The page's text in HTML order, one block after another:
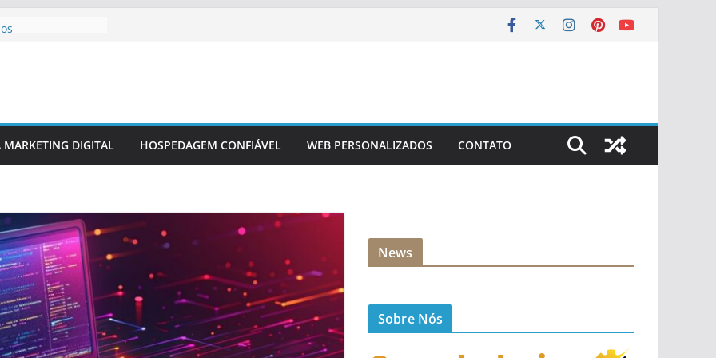
Sociais Em
De Site
Em Design
Em Sites
MARKETING DIGITAL HOSPEDAGEM CONFIÁVEL WEB PERSONALIZADOS CONTATO
News
Sobre Nós